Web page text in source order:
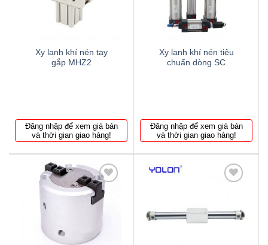
Xy lanh khí nén tay
gắp MHZ2
Đăng nhập để xem giá bán
và thời gian giao hàng!
Xy lanh khí nén tiêu
chuẩn dòng SC
Đăng nhập để xem giá bán
và thời gian giao hàng!
Thêm
wishlist